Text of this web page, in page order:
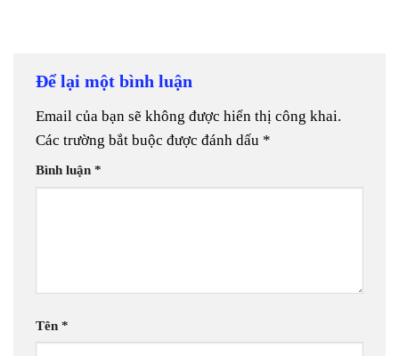
Để lại một bình luận
Email của bạn sẽ không được hiển thị công khai.
Các trường bắt buộc được đánh dấu *
Bình luận *
Tên *